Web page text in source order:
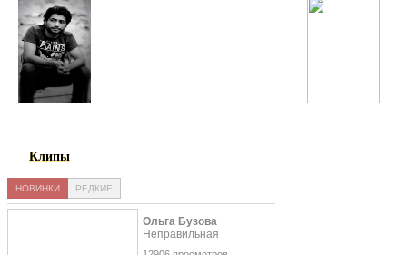
Клипы
НОВИНКИ РЕДКИЕ
Ольга Бузова
Неправильная